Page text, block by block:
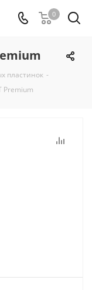
0
пластинок -
Premium